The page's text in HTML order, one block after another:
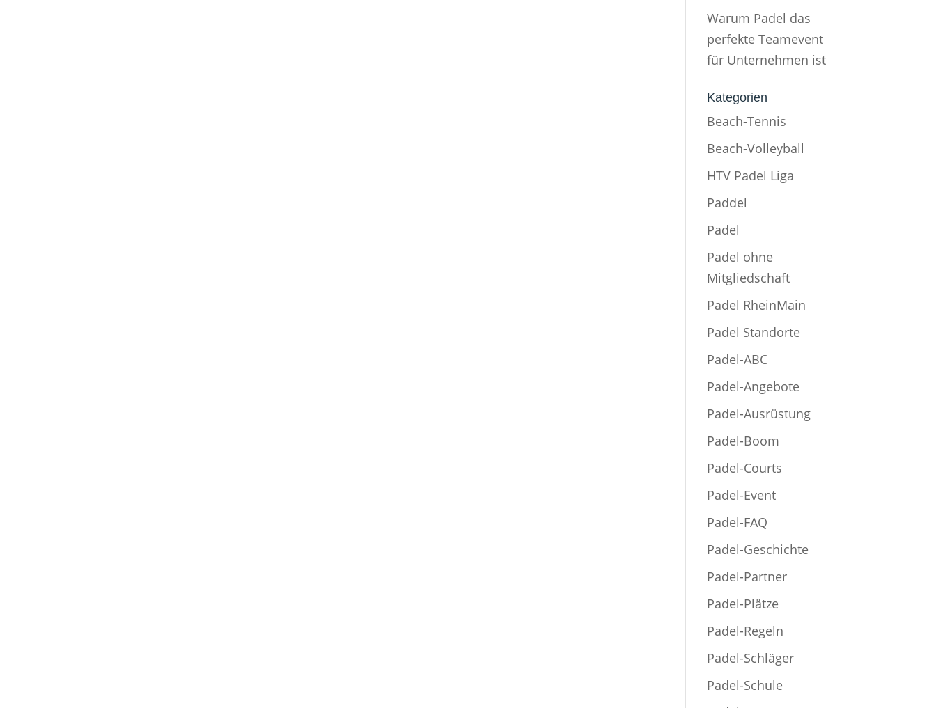
Warum Padel das
perfekte Teamevent
für Unternehmen ist
Kategorien
Beach-Tennis
Beach-Volleyball
HTV Padel Liga
Paddel
Padel
Padel ohne
Mitgliedschaft
Padel RheinMain
Padel Standorte
Padel-ABC
Padel-Angebote
Padel-Ausrüstung
Padel-Boom
Padel-Courts
Padel-Event
Padel-FAQ
Padel-Geschichte
Padel-Partner
Padel-Plätze
Padel-Regeln
Padel-Schläger
Padel-Schule